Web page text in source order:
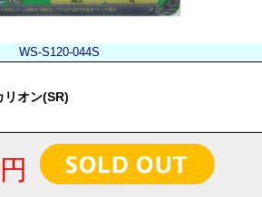
WS-S120-044S
リオン(SR)